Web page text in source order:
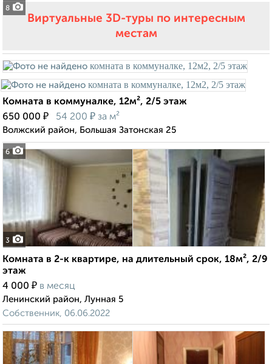
8
Виртуальные 3D-туры по интересным
местам
6
Комната в коммуналке, 12м², 2/5 этаж
650 000 ₽ 54 200 ₽ за м²
Волжский район, Большая Затонская 25
3
Комната в 2-к квартире, на длительный срок, 18м², 2/9
этаж
4 000 ₽ в месяц
Ленинский район, Лунная 5
Собственник, 06.06.2022